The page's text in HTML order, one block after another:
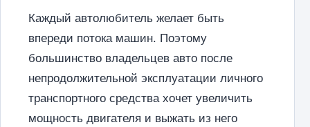
Каждый автолюбитель желает быть
впереди потока машин. Поэтому
большинство владельцев авто после
непродолжительной эксплуатации личного
транспортного средства хочет увеличить
мощность двигателя и выжать из него